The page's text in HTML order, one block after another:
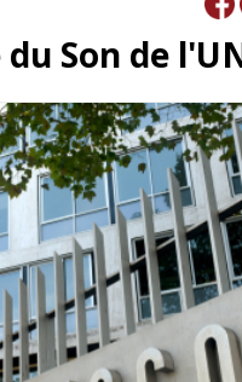
Son de